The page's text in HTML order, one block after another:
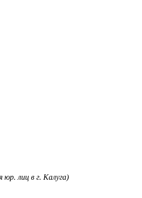
юр. лиц в г. Калуга)